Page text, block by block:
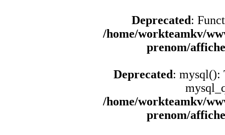
Deprecated:
/home/workteamkv/
prenom/
Deprecated: mysql():
/home/workteamkv/
prenom/